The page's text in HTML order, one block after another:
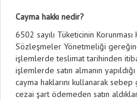
Cayma hakkı nedir?
6502 sayılı Tüketicinin
Sözleşmeler Yönetmeliği
işlemlerde teslimat tarihinden
işlemlerde satın almanın
cayma haklarını kullanarak
cezai şart ödemeden satın